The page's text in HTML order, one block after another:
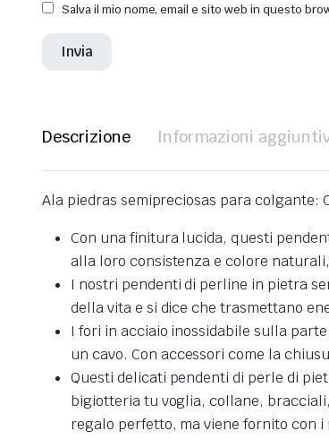
Salva il mio nome, email e sito web in questo
Descrizione Informazioni
Ala piedras semipreciosas para colgante:
Con una finitura lucida, questi
alla loro consistenza e colore
I nostri pendenti di perline in pietra
della vita e si dice che trasmettano
I fori in acciaio inossidabile sulla
un cavo. Con accessori come la
Questi delicati pendenti di perle di
bigiotteria tu voglia, collane,
regalo perfetto, ma viene fornito con